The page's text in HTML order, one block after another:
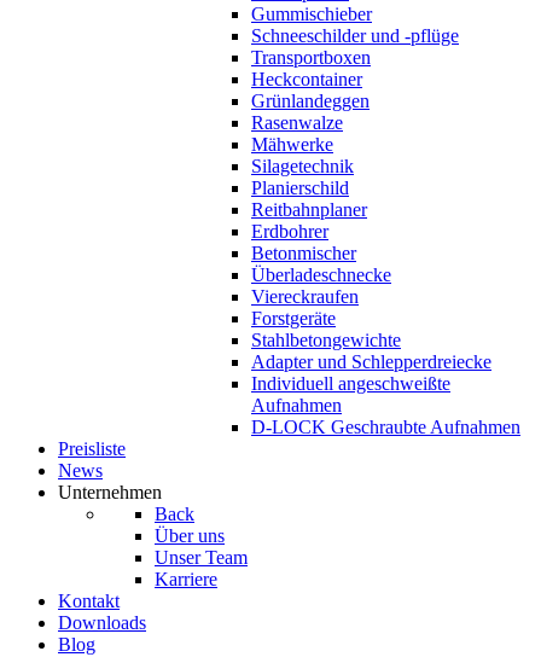
Gummischieber
Schneeschilder und -pflüge
Transportboxen
Heckcontainer
Grünlandeggen
Rasenwalze
Mähwerke
Silagetechnik
Planierschild
Reitbahnplaner
Erdbohrer
Betonmischer
Überladeschnecke
Viereckraufen
Forstgeräte
Stahlbetongewichte
Adapter und Schlepperdreiecke
Individuell angeschweißte
Aufnahmen
D-LOCK Geschraubte Aufnahmen
Preisliste
News
Unternehmen
Back
Über uns
Unser Team
Karriere
Kontakt
Downloads
Blog